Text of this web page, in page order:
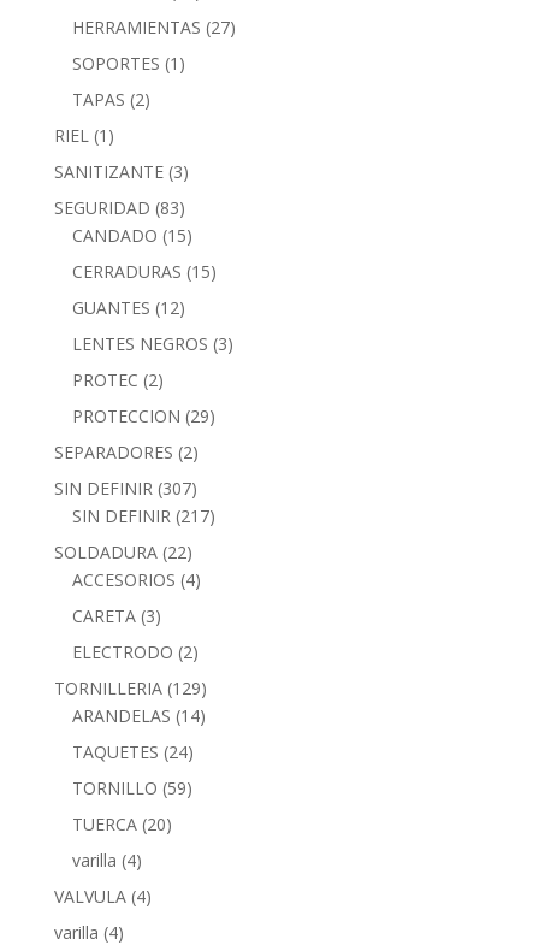
HERRAMIENTAS (27)
SOPORTES (1)
TAPAS (2)
RIEL (1)
SANITIZANTE (3)
SEGURIDAD (83)
CANDADO (15)
CERRADURAS (15)
GUANTES (12)
LENTES NEGROS (3)
PROTEC (2)
PROTECCION (29)
SEPARADORES (2)
SIN DEFINIR (307)
SIN DEFINIR (217)
SOLDADURA (22)
ACCESORIOS (4)
CARETA (3)
ELECTRODO (2)
TORNILLERIA (129)
ARANDELAS (14)
TAQUETES (24)
TORNILLO (59)
TUERCA (20)
varilla (4)
VALVULA (4)
varilla (4)